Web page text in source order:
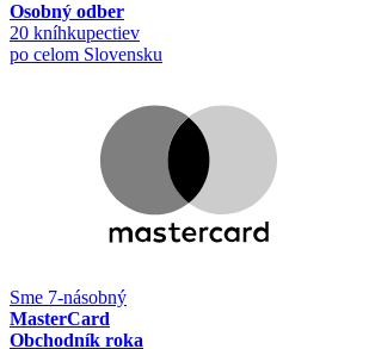
Osobný odber
20 kníhkupectiev
po celom Slovensku
Sme 7-násobný
MasterCard
Obchodník roka